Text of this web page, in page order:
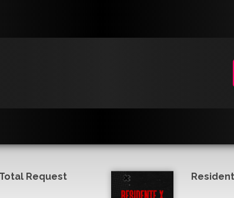
Total Request